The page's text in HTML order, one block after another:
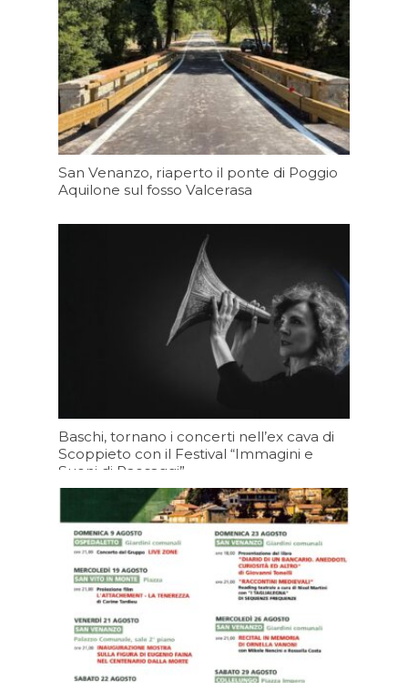
San Venanzo, riaperto il ponte di Poggio
Aquilone sul fosso Valcerasa
Baschi, tornano i concerti nell’ex cava di
Scoppieto con il Festival “Immagini e
Suoni di Paesaggi”